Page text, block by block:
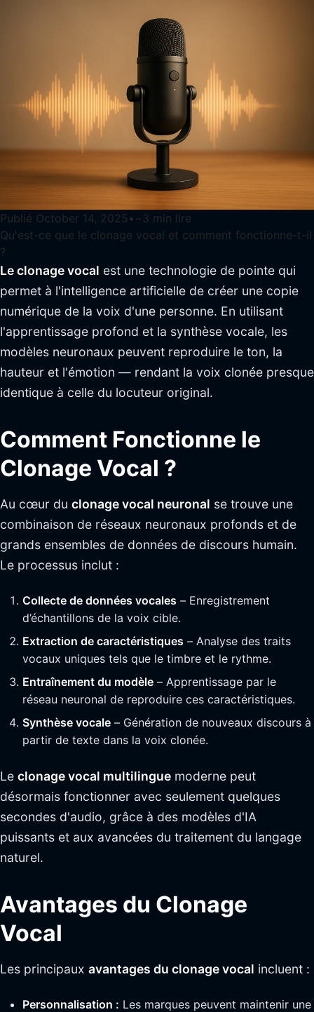
Publié October 14, 2025 • ~3 min lire
Qu'est-ce que le clonage vocal et comment fonctionne-t-il
?
Le clonage vocal est une technologie de pointe qui
permet à l'intelligence artificielle de créer une copie
numérique de la voix d'une personne. En utilisant
l'apprentissage profond et la synthèse vocale, les
modèles neuronaux peuvent reproduire le ton, la
hauteur et l'émotion — rendant la voix clonée presque
identique à celle du locuteur original.
Comment Fonctionne le
Clonage Vocal ?
Au cœur du clonage vocal neuronal se trouve une
combinaison de réseaux neuronaux profonds et de
grands ensembles de données de discours humain.
Le processus inclut :
Collecte de données vocales – Enregistrement
d’échantillons de la voix cible.
Extraction de caractéristiques – Analyse des traits
vocaux uniques tels que le timbre et le rythme.
Entraînement du modèle – Apprentissage par le
réseau neuronal de reproduire ces caractéristiques.
Synthèse vocale – Génération de nouveaux discours à
partir de texte dans la voix clonée.
Le clonage vocal multilingue moderne peut
désormais fonctionner avec seulement quelques
secondes d'audio, grâce à des modèles d'IA
puissants et aux avancées du traitement du langage
naturel.
Avantages du Clonage
Vocal
Les principaux avantages du clonage vocal incluent :
Personnalisation : Les marques peuvent maintenir une